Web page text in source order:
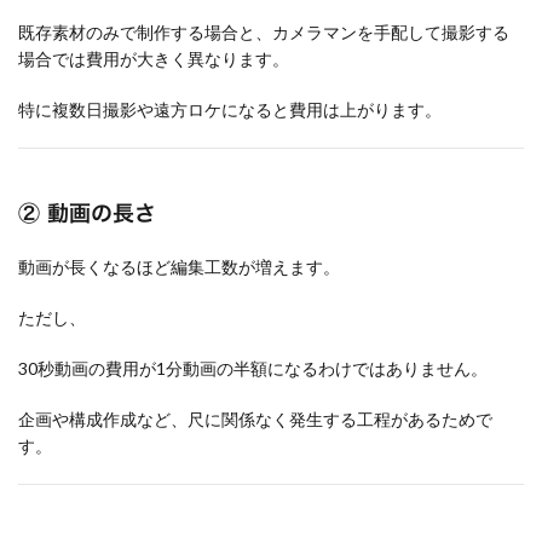
既存素材のみで制作する場合と、カメラマンを手配して撮影する
場合では費用が大きく異なります。
特に複数日撮影や遠方ロケになると費用は上がります。
② 動画の長さ
動画が長くなるほど編集工数が増えます。
ただし、
30秒動画の費用が1分動画の半額になるわけではありません。
企画や構成作成など、尺に関係なく発生する工程があるためで
す。